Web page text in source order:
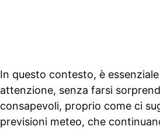
In questo contesto, è
attenzione, senza farsi
consapevoli, proprio come ci
previsioni meteo, che